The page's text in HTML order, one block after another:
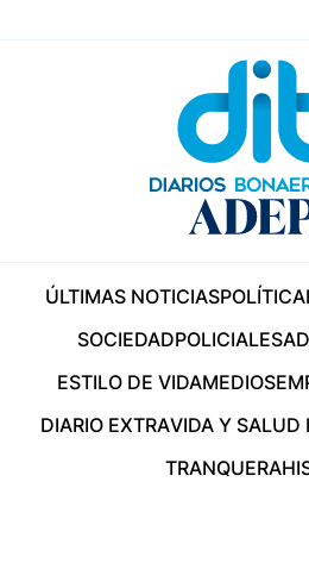
ÚLTIMAS NOTICIASPOLÍTICA
SOCIEDADPOLICIALES
ESTILO DE VIDAMEDIOS
DIARIO EXTRAVIDA Y SALUD
TRANQUERA